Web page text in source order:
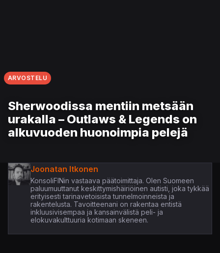
ARVOSTELU
Sherwoodissa mentiin metsään
urakalla – Outlaws & Legends on
alkuvuoden huonoimpia pelejä
Joonatan Itkonen
KonsoliFINin vastaava päätoimittaja. Olen Suomeen
paluumuuttanut keskittymishäiriöinen autisti, joka tykkää
erityisesti tarinavetoisista tunnelmoinneista ja
rakentelusta. Tavoitteenani on rakentaa entistä
inkluusivisempaa ja kansainvälistä peli- ja
elokuvakulttuuria kotimaan skeneen.